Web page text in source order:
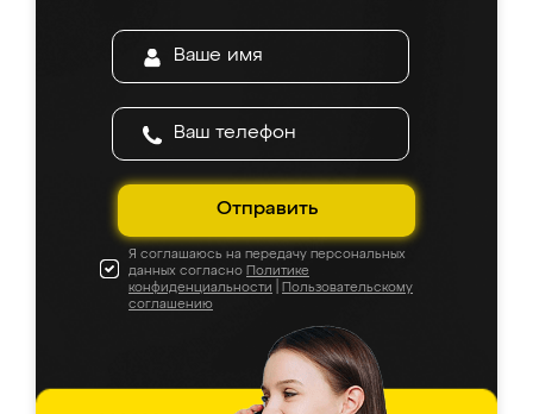
Отправить
Я соглашаюсь на передачу персональных
данных согласно Политике
конфиденциальности
Пользовательскому
соглашению